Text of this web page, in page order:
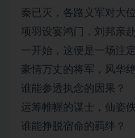
秦已灭，各路义军对大
项羽设宴鸿门，刘邦亲
一开始，这便是一场注
豪情万丈的将军，风华
谁能参透执念的因果？
运筹帷幄的谋士，仙姿
谁能挣脱宿命的羁绊？